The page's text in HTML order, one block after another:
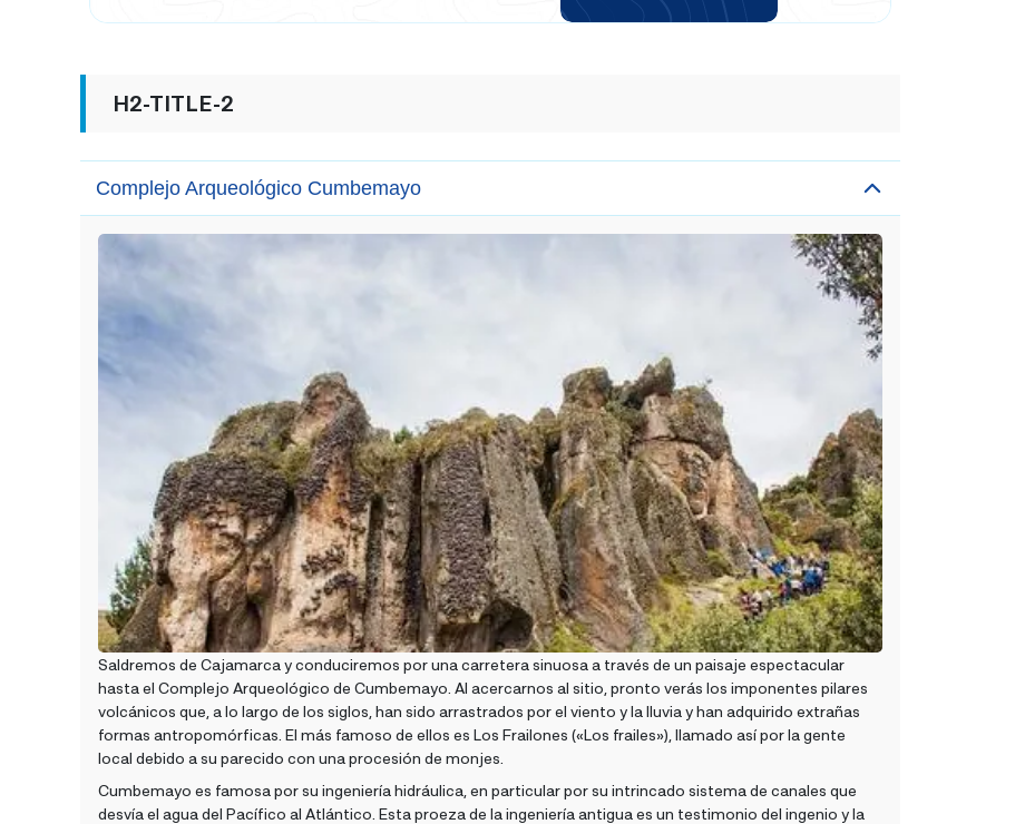
H2-TITLE-2
Complejo Arqueológico Cumbemayo
Saldremos de Cajamarca y conduciremos por una carretera sinuosa a través de un paisaje espectacular
hasta el Complejo Arqueológico de Cumbemayo. Al acercarnos al sitio, pronto verás los imponentes pilares
volcánicos que, a lo largo de los siglos, han sido arrastrados por el viento y la lluvia y han adquirido extrañas
formas antropomórficas. El más famoso de ellos es Los Frailones («Los frailes»), llamado así por la gente
local debido a su parecido con una procesión de monjes.
Cumbemayo es famosa por su ingeniería hidráulica, en particular por su intrincado sistema de canales que
desvía el agua del Pacífico al Atlántico. Esta proeza de la ingeniería antigua es un testimonio del ingenio y la